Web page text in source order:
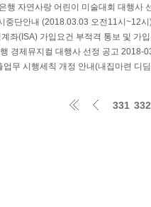
행 자연사랑 어린이 미술대회 대행사
중단안내 (2018.03.03 오전11시~12시
좌(ISA) 가입요건 부적격 통보 및 가
경제뮤지컬 대행사 선정 공고 2018-
업무 시행세칙 개정 안내(내집마련 디
331 332